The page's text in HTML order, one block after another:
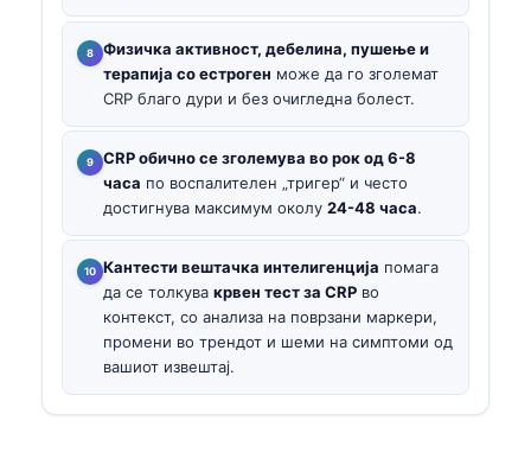
Физичка активност, дебелина, пушење и
терапија со естроген може да го зголемат
CRP благо дури и без очигледна болест.
CRP обично се зголемува во рок од 6-8
часа по воспалителен „тригер“ и често
достигнува максимум околу 24-48 часа.
Кантести вештачка интелигенција помага
да се толкува крвен тест за CRP во
контекст, со анализа на поврзани маркери,
промени во трендот и шеми на симптоми од
вашиот извештај.